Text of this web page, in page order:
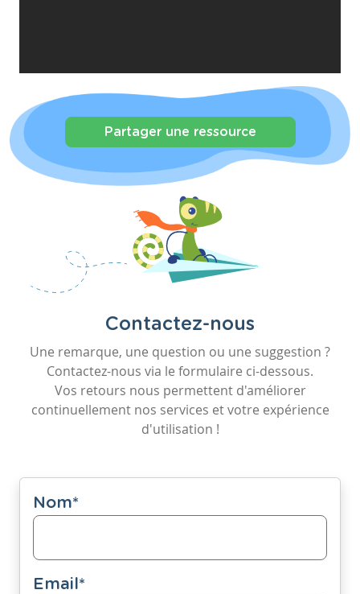
Partager une ressource
Contactez-nous
Une remarque, une question ou une suggestion ?
Contactez-nous via le formulaire ci-dessous.
Vos retours nous permettent d'améliorer
continuellement nos services et votre expérience
d'utilisation !
Nom*
Email*